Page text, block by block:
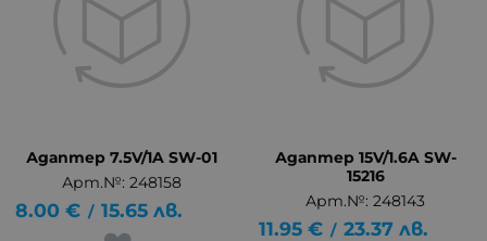
Адаптер 7.5V/1A SW-01
Арт.№: 248158
8.00 € / 15.65 лв.
Адаптер 15V/1.6A SW-
15216
Арт.№: 248143
11.95 € / 23.37 лв.